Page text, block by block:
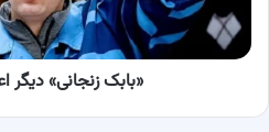
«بابک زنجانی»